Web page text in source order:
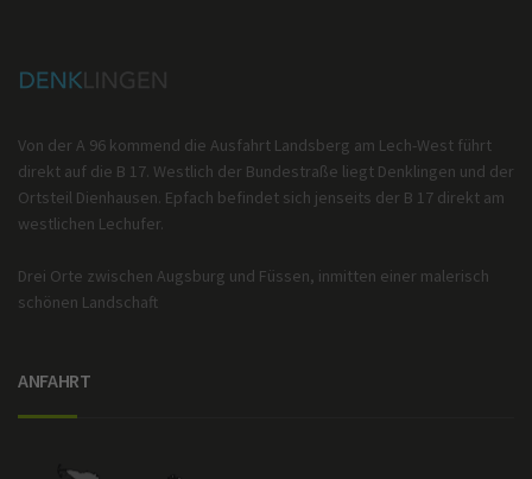
Von der A 96 kommend die Ausfahrt Landsberg am Lech-West führt
direkt auf die B 17. Westlich der Bundestraße liegt Denklingen und der
Ortsteil Dienhausen. Epfach befindet sich jenseits der B 17 direkt am
westlichen Lechufer.
Drei Orte zwischen Augsburg und Füssen, inmitten einer malerisch
schönen Landschaft
ANFAHRT